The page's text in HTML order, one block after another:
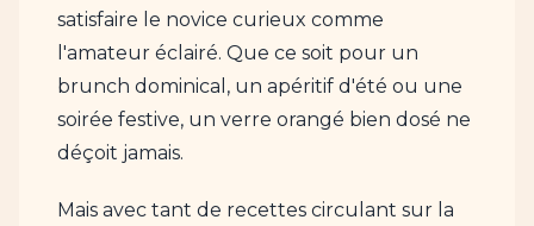
satisfaire le novice curieux comme
l'amateur éclairé. Que ce soit pour un
brunch dominical, un apéritif d'été ou une
soirée festive, un verre orangé bien dosé ne
déçoit jamais.
Mais avec tant de recettes circulant sur la